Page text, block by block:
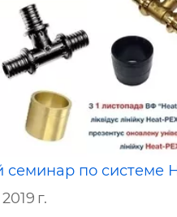
по системе
г.